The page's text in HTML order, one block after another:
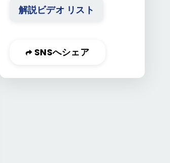
解説ビデオ リスト
SNSへシェア